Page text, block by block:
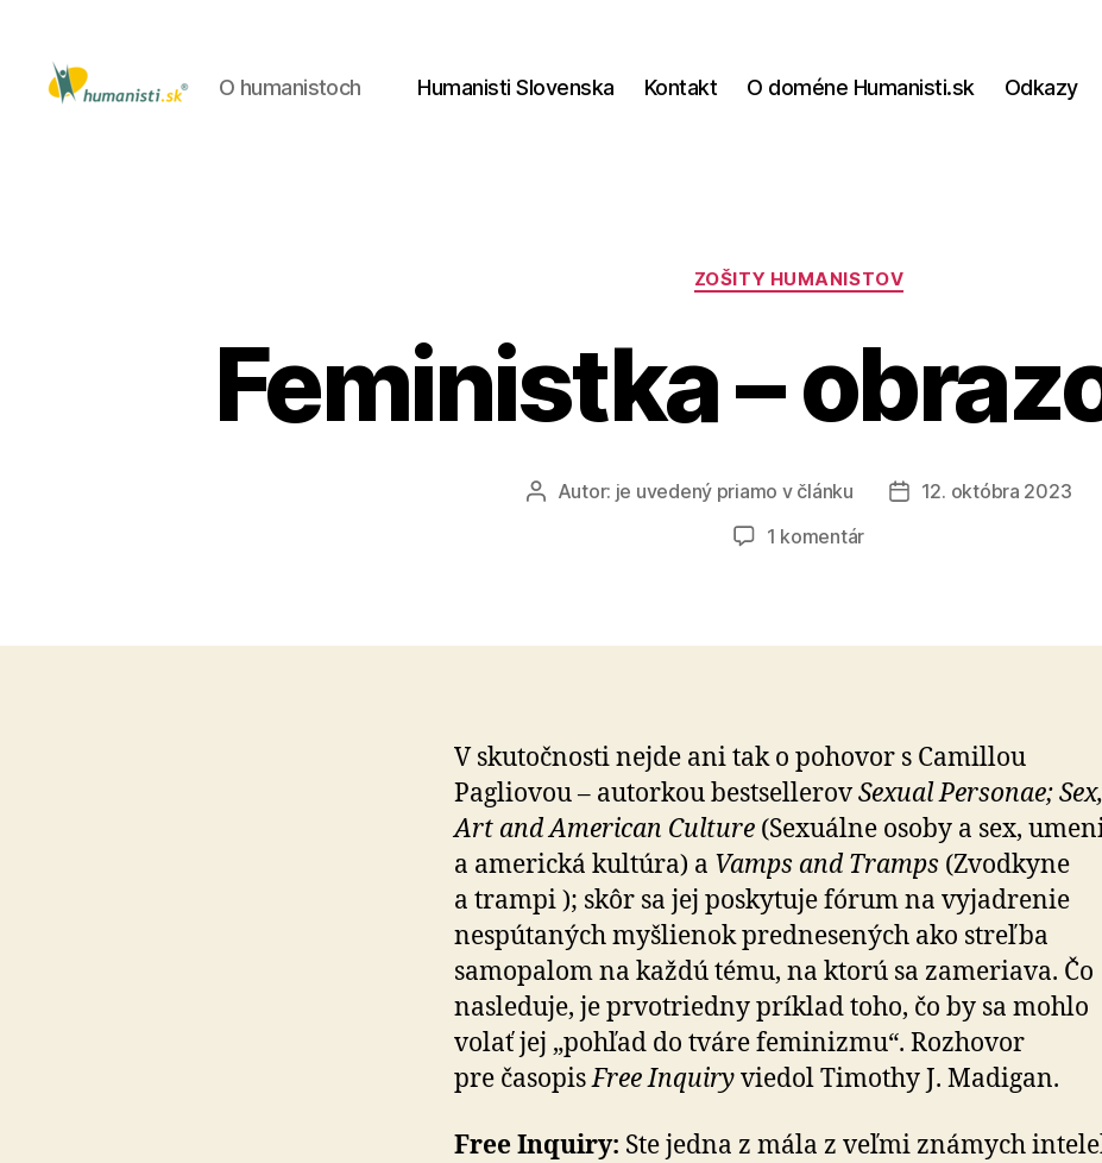
O humanistoch Humanisti Slovenska Kontakt O doméne Humanisti.sk Odkazy
Kategórie
ZOŠITY HUMANISTOV
Feministka –
AutorAutor: je uvedený priamo v článku
Dátum
12. októbra 2023
1 komentárna
V skutočnosti nejde ani tak o pohovor s Camillou
Pagliovou – autorkou best­sellerovSexual Personae; Sex,
Art and American Culture (Sexuálne osoby a sex,
a americká kultúra) a Vamps and Tramps (Zvodkyne
a trampi ); skôr sa jej poskytuje fórum na vy­jadre­nie
nespútaných myšlienok pred­ne­sených ako streľba
samopalom na každú tému, na ktorú sa zameriava. Čo
nasleduje, je prvo­triedny príklad toho, čo by sa mohlo
volať jej „pohľad do tváre feminizmu“. Rozhovor
pre časopisFree Inquiryviedol Timothy J. Madigan.
Free Inquiry: Ste jedna z mála z veľmi známych